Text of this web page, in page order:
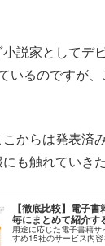
説家としてデ
いるのですが
からは発表済
も触れていき
【徹底比較】電子
毎にまとめて紹介す
用途に応じた電子書籍
すめ15社のサービス内容